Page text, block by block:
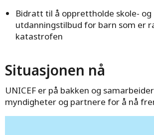
Hjelp
Bidratt til å opprettholde skole- og
utdanningstilbud for barn som er
katastrofen
Situasjonen nå
UNICEF er på bakken og
myndigheter og partnere for å nå